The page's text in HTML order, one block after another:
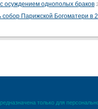
осуждением однополых браков
Парижской Богоматери в
только для